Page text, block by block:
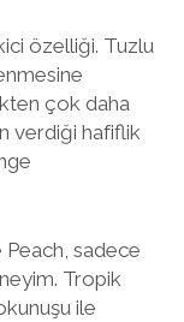
özelliği. Tuzlu
çok daha
verdiği hafiflik
sadece
Tropik
ile